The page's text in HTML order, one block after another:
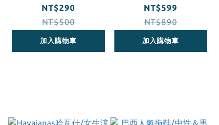
NT$290
NT$500
加入購物車
NT$599
NT$890
加入購物車